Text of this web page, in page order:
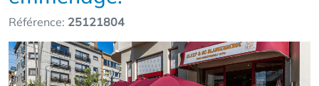
Référence: 25121804